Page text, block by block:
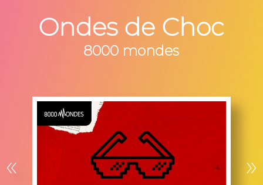
« »
Ondes de Choc
8000 mondes